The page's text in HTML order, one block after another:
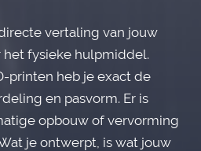
vertaling van jouw
fysieke hulpmiddel.
printen heb je exact de
en pasvorm. Er is
opbouw of vervorming
je ontwerpt, is wat jouw